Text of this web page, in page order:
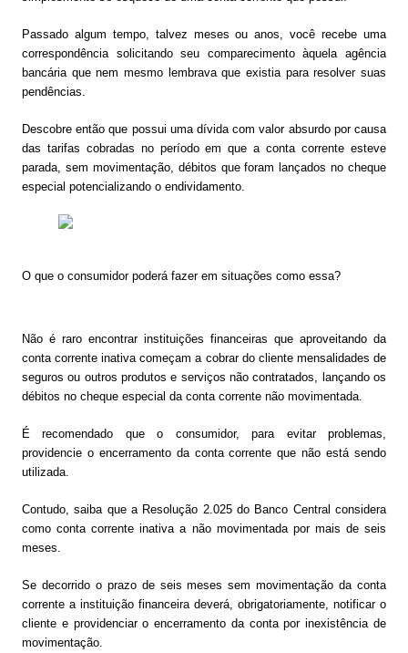
Passado algum tempo, talvez meses ou anos, você recebe uma
correspondência solicitando seu comparecimento àquela agência
bancária que nem mesmo lembrava que existia para resolver suas
pendências.
Descobre então que possui uma dívida com valor absurdo por causa
das tarifas cobradas no período em que a conta corrente esteve
parada, sem movimentação, débitos que foram lançados no cheque
especial potencializando o endividamento.
O que o consumidor poderá fazer em situações como essa?
Não é raro encontrar instituições financeiras que aproveitando da
conta corrente inativa começam a cobrar do cliente mensalidades de
seguros ou outros produtos e serviços não contratados, lançando os
débitos no cheque especial da conta corrente não movimentada.
É recomendado que o consumidor, para evitar problemas,
providencie o encerramento da conta corrente que não está sendo
utilizada.
Contudo, saiba que a Resolução 2.025 do Banco Central considera
como conta corrente inativa a não movimentada por mais de seis
meses.
Se decorrido o prazo de seis meses sem movimentação da conta
corrente a instituição financeira deverá, obrigatoriamente, notificar o
cliente e providenciar o encerramento da conta por inexistência de
movimentação.